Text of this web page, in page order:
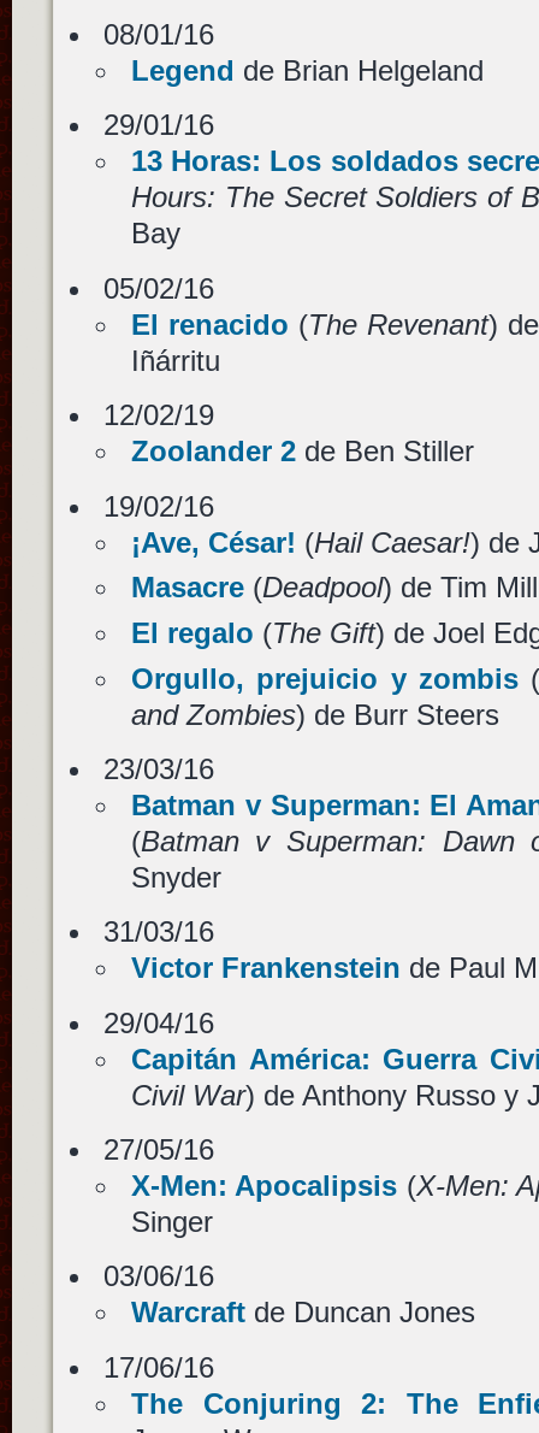
08/01/16
Legend de Brian Helgeland
29/01/16
13 Horas: Los soldados
Hours: The Secret Soldiers of
Bay
05/02/16
El renacido (The Revenant)
Iñárritu
12/02/19
Zoolander 2de Ben Stiller
19/02/16
¡Ave, César! (Hail Caesar!) de
Masacre(Deadpool) de Tim
El regalo (The Gift) de Joel
Orgullo, prejuicio y zombis
and Zombies) de Burr Steers
23/03/16
Batman v Superman: El
(Batman v Superman: Dawn
Snyder
31/03/16
Victor Frankenstein de Paul
29/04/16
Capitán América: Guerra
Civil War) de Anthony Russo y
27/05/16
X-Men: Apocalipsis (X-Men:
Singer
03/06/16
Warcraftde Duncan Jones
17/06/16
The Conjuring 2: The